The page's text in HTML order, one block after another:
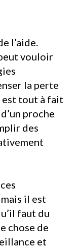
l’aide.
vouloir
la perte
est tout à fait
proche
des
il est
faut du
chose de
et